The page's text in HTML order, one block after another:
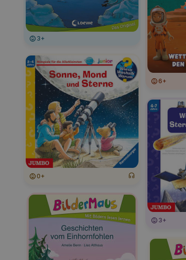
3+
0+
6+
3+